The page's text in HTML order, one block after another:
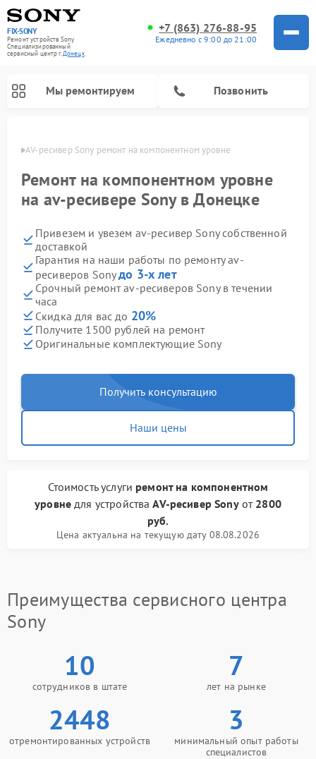
FIX-SONY
Ремонт устройств Sony
Специализированный
cервисный центр г. Донецк
+7 (863) 276-88-95
Ежедневно с 9:00 до 21:00
Мы ремонтируем Позвонить
AV-ресивер Sony ремонт на компонентном уровне
Ремонт на компонентном уровне
на av-ресивере Sony в Донецке
Привезем и увезем av-ресивер Sony собственной
доставкой
Гарантия на наши работы по ремонту av-
ресиверов Sonyдо 3-х лет
Срочный ремонт av-ресиверов Sony в течении
часа
Скидка для вас до 20%
Получите 1500 рублей на ремонт
Оригинальные комплектующие Sony
Получить консультацию
Наши цены
Стоимость услуги ремонт на компонентном
уровне для устройстваAV-ресивер Sonyот 2800
руб.
Цена актуальна на текущую дату 08.08.2026
Преимущества сервисного центра
Sony
10
сотрудников в штате
7
лет на рынке
2448
отремонтированных устройств
3
минимальный опыт работы
специалистов